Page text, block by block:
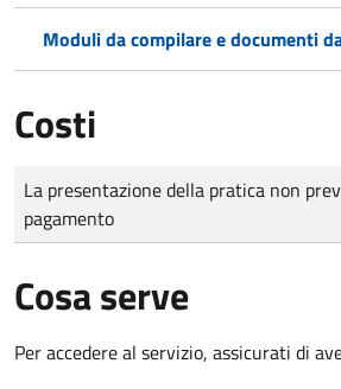
Moduli da compilare e documenti
Costi
Tipo di pagamento
Importo
La presentazione della pratica non
pagamento
Cosa serve
Per accedere al servizio, assicurati di